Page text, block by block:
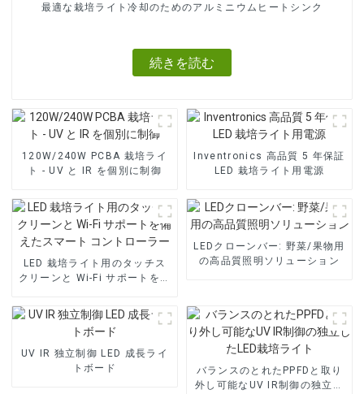
最適な栽培ライト冷却のためのアルミニウムヒートシンク
続きを読む
120W/240W PCBA 栽培ライ
ト - UV と IR を個別に制御
Inventronics 高品質 5 年保証
LED 栽培ライト用電源
LED 栽培ライト用のタッチス
クリーンと Wi-Fi サポートを備
LEDクローンバー: 野菜/果物用
の高品質照明ソリューション
UV IR 独立制御 LED 成長ライ
トボード
バランスのとれたPPFDと取り
外し可能なUV IR制御の独立し